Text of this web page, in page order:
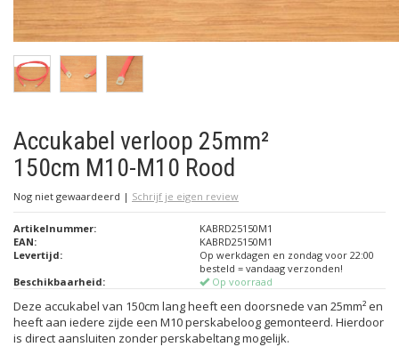
Accukabel verloop 25mm²
150cm M10-M10 Rood
Nog niet gewaardeerd | Schrijf je eigen review
Artikelnummer:
KABRD25150M1
EAN:
KABRD25150M1
Levertijd:
Op werkdagen en zondag voor 22:00
besteld = vandaag verzonden!
Beschikbaarheid:
Op voorraad
Deze accukabel van 150cm lang heeft een doorsnede van 25mm² en
heeft aan iedere zijde een M10 perskabeloog gemonteerd. Hierdoor
is direct aansluiten zonder perskabeltang mogelijk.